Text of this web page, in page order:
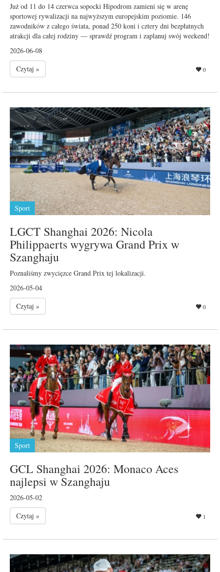
Już od 11 do 14 czerwca sopocki Hipodrom zamieni się w arenę
sportowej rywalizacji na najwyższym europejskim poziomie. 146
zawodników z całego świata, ponad 250 koni i cztery dni bezpłatnych
atrakcji dla całej rodziny — sprawdź program i zaplanuj swój weekend!
2026-06-08
Czytaj »
0
Sport
LGCT Shanghai 2026: Nicola
Philippaerts wygrywa Grand Prix w
Szanghaju
Poznaliśmy zwycięzce Grand Prix tej lokalizacji.
2026-05-04
Czytaj »
0
Sport
GCL Shanghai 2026: Monaco Aces
najlepsi w Szanghaju
2026-05-02
Czytaj »
1